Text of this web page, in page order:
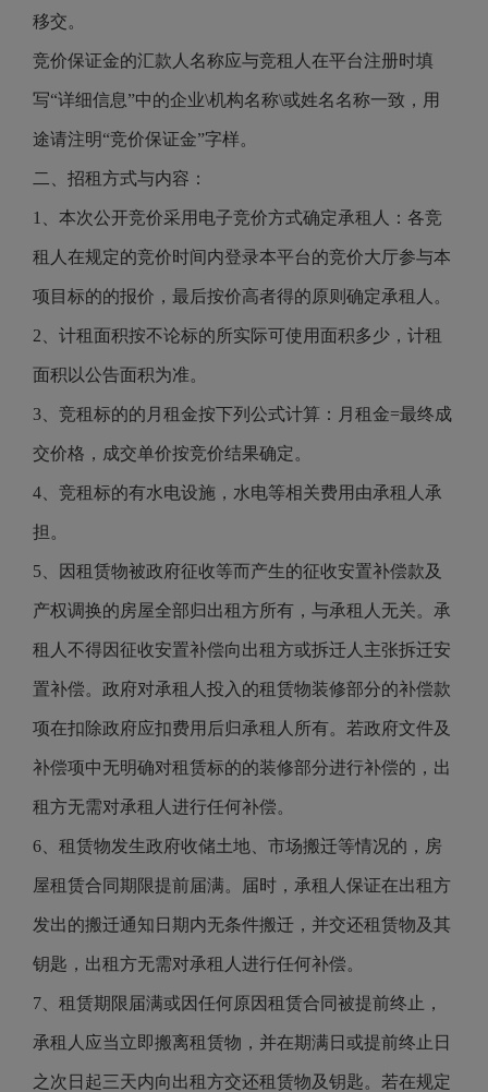
移交。
竞价保证金的汇款人名称应与竞租人在平台注册时填
写“详细信息”中的企业\机构名称\或姓名名称一致，用
途请注明“竞价保证金”字样。
二、招租方式与内容：
1、本次公开竞价采用电子竞价方式确定承租人：各竞
租人在规定的竞价时间内登录本平台的竞价大厅参与本
项目标的的报价，最后按价高者得的原则确定承租人。
2、计租面积按不论标的所实际可使用面积多少，计租
面积以公告面积为准。
3、竞租标的的月租金按下列公式计算：月租金=最终成
交价格，成交单价按竞价结果确定。
4、竞租标的有水电设施，水电等相关费用由承租人承
担。
5、因租赁物被政府征收等而产生的征收安置补偿款及
产权调换的房屋全部归出租方所有，与承租人无关。承
租人不得因征收安置补偿向出租方或拆迁人主张拆迁安
置补偿。政府对承租人投入的租赁物装修部分的补偿款
项在扣除政府应扣费用后归承租人所有。若政府文件及
补偿项中无明确对租赁标的的装修部分进行补偿的，出
租方无需对承租人进行任何补偿。
6、租赁物发生政府收储土地、市场搬迁等情况的，房
屋租赁合同期限提前届满。届时，承租人保证在出租方
发出的搬迁通知日期内无条件搬迁，并交还租赁物及其
钥匙，出租方无需对承租人进行任何补偿。
7、租赁期限届满或因任何原因租赁合同被提前终止，
承租人应当立即搬离租赁物，并在期满日或提前终止日
之次日起三天内向出租方交还租赁物及钥匙。若在规定